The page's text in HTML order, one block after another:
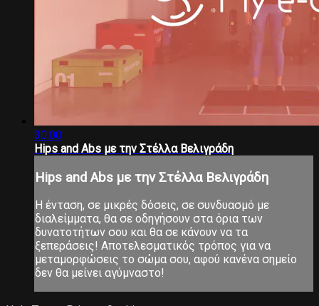
30:00
Hips and Abs με την Στέλλα Βελιγράδη
Hips and Abs με την Στέλλα Βελιγράδη
Η ένταση, σε μικρές δόσεις, σε συνδυασμό με
διαλείμματα, θα σε οδηγήσουν στα όρια των
δυνατοτήτων σου και θα σε κάνουν να τα
ξεπεράσεις! Αποτελεσματικός τρόπος για να
μεταμορφώσεις το σώμα σου, αφού κανένα σημείο
δεν θα μείνει αγύμναστο!